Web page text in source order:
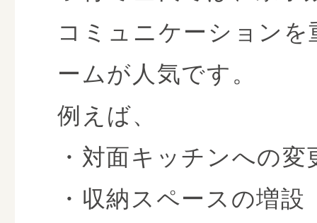
コミュニケーション
ームが人気です。
例えば、
・対面キッチンへの変
・収納スペースの増設